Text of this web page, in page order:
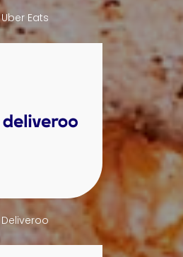
Uber Eats
Deliveroo